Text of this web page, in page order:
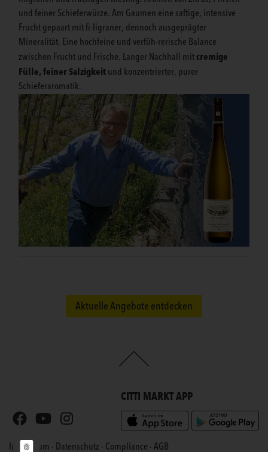
und feiner Schieferwürze. Am Gaumen eine saftige, intensive
Frucht gepaart mit fi-ligraner, dennoch ausgeprägter
Mineralität. Eine hochfeine und verfüh-rerische Balance
zwischen Frucht und Frische. Langer Nachhall mit cremige
Fülle, feiner Salzigkeit und konzentrierter, purer
Schieferaromatik.
Aktuelle Angebote entdecken
Impressum · Datenschutz · Compliance · AGB
CITTI MARKT APP